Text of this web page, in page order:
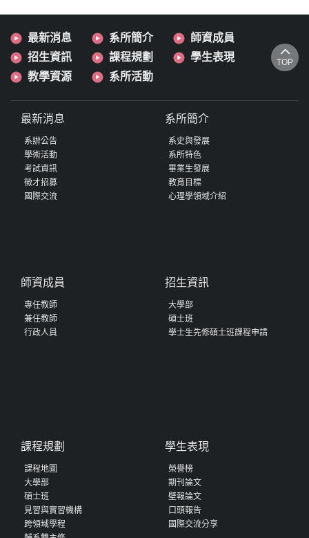
最新消息 系所簡介
師資成員
招生資訊
課程規劃
學生表現
教學資源
系所活動
TOP
最新消息
系辦公告
學術活動
考試資訊
徵才招募
國際交流
系所簡介
系史與發展
系所特色
畢業生發展
教育目標
心理學領域介紹
師資成員
專任教師
兼任教師
行政人員
招生資訊
大學部
碩士班
學士生先修碩士班課程申請
課程規劃
課程地圖
大學部
碩士班
見習與實習機構
跨領域學程
學生表現
榮譽榜
期刊論文
壁報論文
口頭報告
國際交流分享